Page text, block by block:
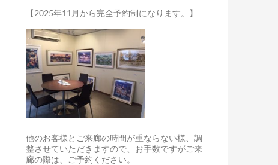
【2025年11月から完全予約制になります。】
他のお客様とご来廊の時間が重ならない様、調
整させていただきますので、お手数ですがご来
廊の際は、ご予約ください。